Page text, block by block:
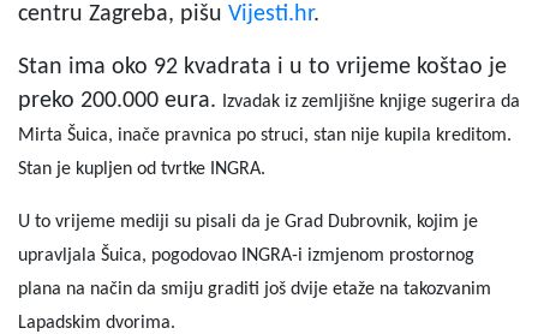
centru Zagreba, pišu Vijesti.hr.
Stan ima oko 92 kvadrata i u to vrijeme koštao je
preko 200.000 eura.
Izvadak iz zemljišne knjige sugerira da
Mirta Šuica, inače pravnica po struci, stan nije kupila kreditom.
Stan je kupljen od tvrtke INGRA.
U to vrijeme mediji su pisali da je Grad Dubrovnik, kojim je
upravljala Šuica, pogodovao INGRA-i izmjenom prostornog
plana na način da smiju graditi još dvije etaže na takozvanim
Lapadskim dvorima.